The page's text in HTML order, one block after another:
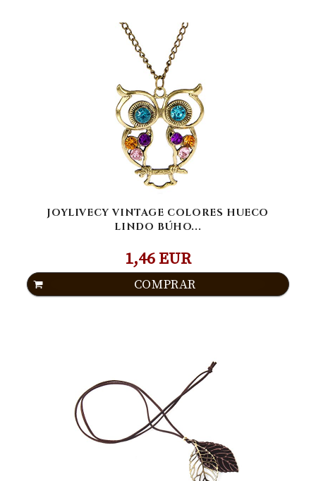
JOYLIVECY VINTAGE COLORES HUECO
LINDO BÚHO...
1,46 EUR
COMPRAR